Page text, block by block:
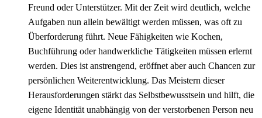
Freund oder Unterstützer. Mit der Zeit wird deutlich, welche
Aufgaben nun allein bewältigt werden müssen, was oft zu
Überforderung führt. Neue Fähigkeiten wie Kochen,
Buchführung oder handwerkliche Tätigkeiten müssen erlernt
werden. Dies ist anstrengend, eröffnet aber auch Chancen zur
persönlichen Weiterentwicklung. Das Meistern dieser
Herausforderungen stärkt das Selbstbewusstsein und hilft, die
eigene Identität unabhängig von der verstorbenen Person neu